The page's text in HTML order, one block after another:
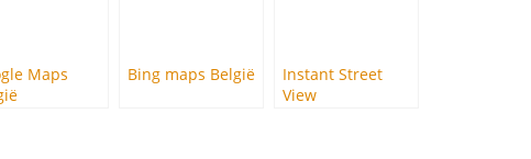
Maps
Bing maps België
Instant Street
View